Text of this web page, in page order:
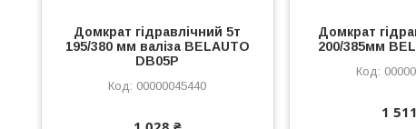
Домкрат гідравлічний 5т
195/380 мм валіза BELAUTO
DB05P
00000045440
Домкрат
200/385мм
1